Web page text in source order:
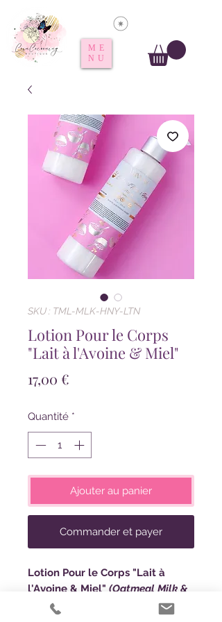
ME
NU
SKU : TML-MLK-HNY-LTN
Lotion Pour le Corps
"Lait à l'Avoine & Miel"
17,00 €
Quantité *
Ajouter au panier
Commander et payer
Lotion Pour le Corps "Lait à
l'Avoine & Miel" (Oatmeal Milk &
Honey)